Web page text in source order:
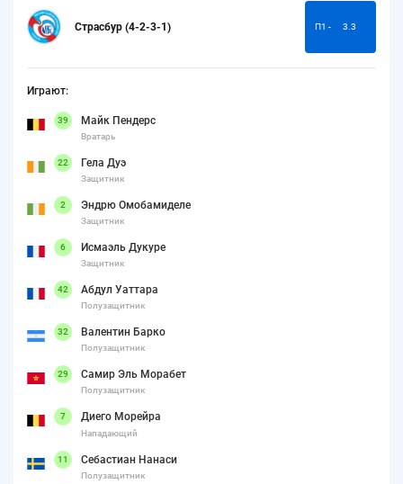
Страсбур (4-2-3-1) П1 - 3.3
Играют:
39 Майк Пендерс
Вратарь
22 Гела Дуэ
Защитник
2 Эндрю Омобамиделе
Защитник
6 Исмаэль Дукуре
Защитник
42 Абдул Уаттара
Полузащитник
32 Валентин Барко
Полузащитник
29 Самир Эль Морабет
Полузащитник
7 Диего Морейра
Нападающий
11 Себастиан Нанаси
Полузащитник